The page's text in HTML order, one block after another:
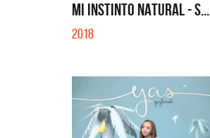
MI INSTINTO NATURAL - S...
2018